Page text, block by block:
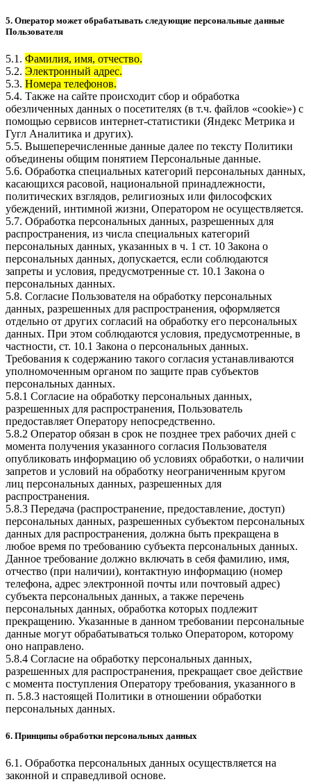
5. Оператор может обрабатывать следующие персональные данные
Пользователя
5.1. Фамилия, имя, отчество.
5.2. Электронный адрес.
5.3. Номера телефонов.
5.4. Также на сайте происходит сбор и обработка
обезличенных данных о посетителях (в т.ч. файлов «cookie») с
помощью сервисов интернет-статистики (Яндекс Метрика и
Гугл Аналитика и других).
5.5. Вышеперечисленные данные далее по тексту Политики
объединены общим понятием Персональные данные.
5.6. Обработка специальных категорий персональных данных,
касающихся расовой, национальной принадлежности,
политических взглядов, религиозных или философских
убеждений, интимной жизни, Оператором не осуществляется.
5.7. Обработка персональных данных, разрешенных для
распространения, из числа специальных категорий
персональных данных, указанных в ч. 1 ст. 10 Закона о
персональных данных, допускается, если соблюдаются
запреты и условия, предусмотренные ст. 10.1 Закона о
персональных данных.
5.8. Согласие Пользователя на обработку персональных
данных, разрешенных для распространения, оформляется
отдельно от других согласий на обработку его персональных
данных. При этом соблюдаются условия, предусмотренные, в
частности, ст. 10.1 Закона о персональных данных.
Требования к содержанию такого согласия устанавливаются
уполномоченным органом по защите прав субъектов
персональных данных.
5.8.1 Согласие на обработку персональных данных,
разрешенных для распространения, Пользователь
предоставляет Оператору непосредственно.
5.8.2 Оператор обязан в срок не позднее трех рабочих дней с
момента получения указанного согласия Пользователя
опубликовать информацию об условиях обработки, о наличии
запретов и условий на обработку неограниченным кругом
лиц персональных данных, разрешенных для
распространения.
5.8.3 Передача (распространение, предоставление, доступ)
персональных данных, разрешенных субъектом персональных
данных для распространения, должна быть прекращена в
любое время по требованию субъекта персональных данных.
Данное требование должно включать в себя фамилию, имя,
отчество (при наличии), контактную информацию (номер
телефона, адрес электронной почты или почтовый адрес)
субъекта персональных данных, а также перечень
персональных данных, обработка которых подлежит
прекращению. Указанные в данном требовании персональные
данные могут обрабатываться только Оператором, которому
оно направлено.
5.8.4 Согласие на обработку персональных данных,
разрешенных для распространения, прекращает свое действие
с момента поступления Оператору требования, указанного в
п. 5.8.3 настоящей Политики в отношении обработки
персональных данных.
6. Принципы обработки персональных данных
6.1. Обработка персональных данных осуществляется на
законной и справедливой основе.